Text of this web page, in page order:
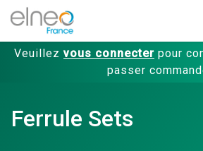
Veuillez vous connecter pour
passer
Ferrule Sets